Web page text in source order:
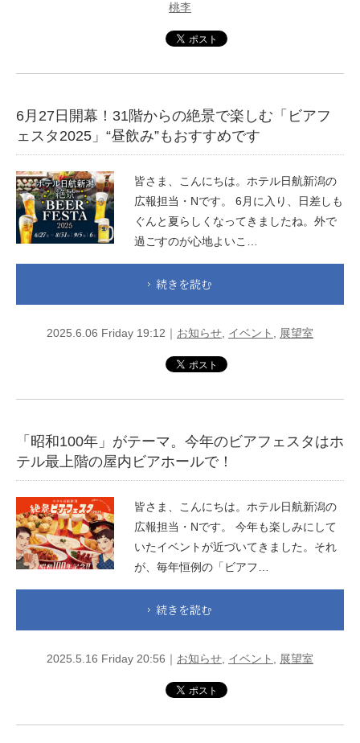
桃李
6月27日開幕！31階からの絶景で楽しむ「ビアフ
ェスタ2025」“昼飲み”もおすすめです
皆さま、こんにちは。ホテル日航新潟の
広報担当・Nです。 6月に入り、日差しも
ぐんと夏らしくなってきましたね。外で
過ごすのが心地よいこ…
続きを読む
2025.6.06 Friday 19:12｜ お知らせ イベント 展望室
「昭和100年」がテーマ。今年のビアフェスタはホ
テル最上階の屋内ビアホールで！
皆さま、こんにちは。ホテル日航新潟の
広報担当・Nです。 今年も楽しみにして
いたイベントが近づいてきました。それ
が、毎年恒例の「ビアフ…
続きを読む
2025.5.16 Friday 20:56｜ お知らせ イベント 展望室